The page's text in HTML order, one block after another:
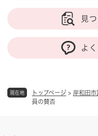
現在地 トップページ > 岸和田市
員の賛否
見
よ